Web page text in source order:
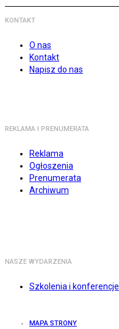
KONTAKT
O nas
Kontakt
Napisz do nas
REKLAMA I PRENUMERATA
Reklama
Ogłoszenia
Prenumerata
Archiwum
NASZE WYDARZENIA
Szkolenia i konferencje
MAPA STRONY